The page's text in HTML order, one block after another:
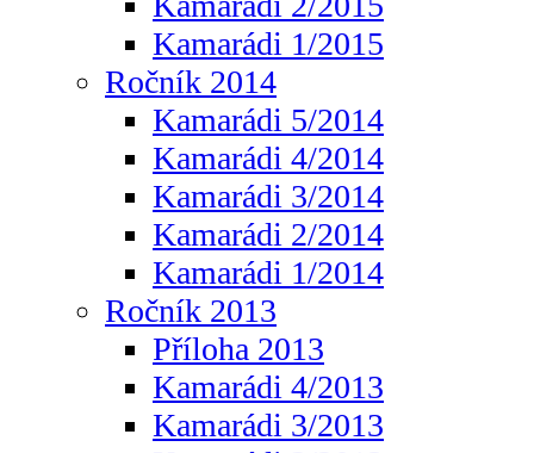
Kamarádi 1/2015
Ročník 2014
Kamarádi 5/2014
Kamarádi 4/2014
Kamarádi 3/2014
Kamarádi 2/2014
Kamarádi 1/2014
Ročník 2013
Příloha 2013
Kamarádi 4/2013
Kamarádi 3/2013